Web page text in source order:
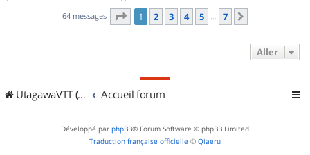
64 messages Page 1sur
1 2 3 4 5 … 7
Aller
UtagawaVTT (Randos VTT et VTTAE avec traces GPS) Accueil forum
Développé par phpBB® Forum Software © phpBB Limited
Traduction française officielle © Qiaeru